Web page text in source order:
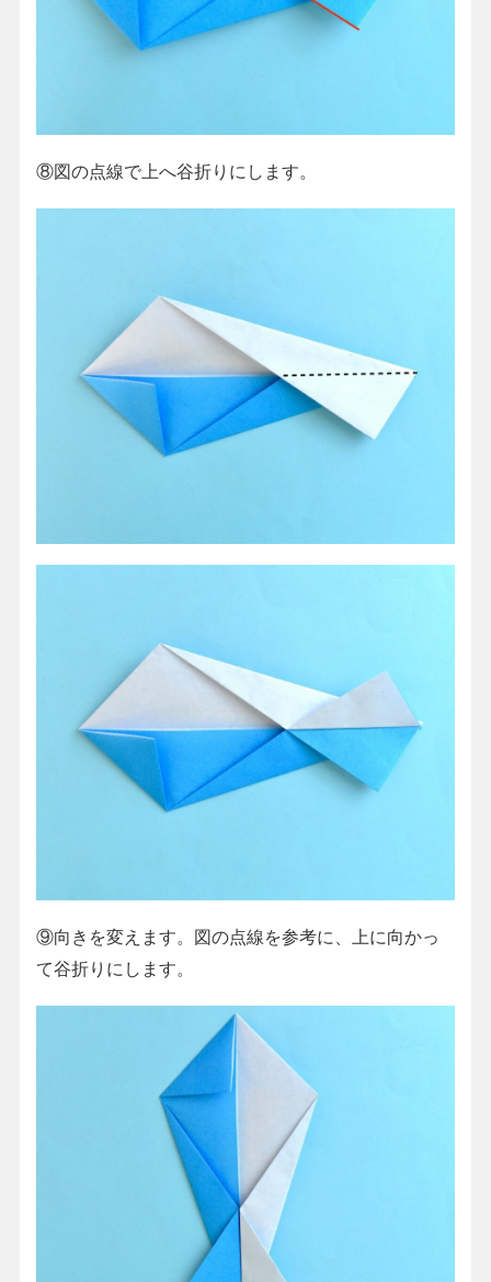
⑧図の点線で上へ谷折りにします。
⑨向きを変えます。図の点線を参考に、上に向かっ
て谷折りにします。